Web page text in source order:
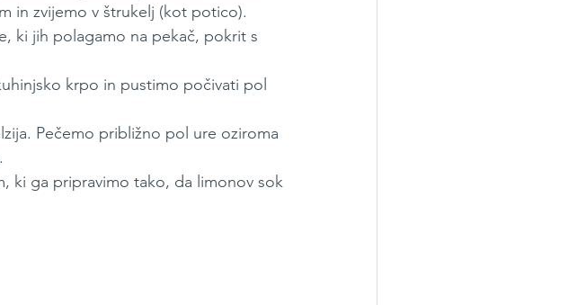
in zvijemo v štrukelj (kot potico).
ki jih polagamo na pekač, pokrit s
krpo in pustimo počivati pol
Pečemo približno pol ure oziroma
ki ga pripravimo tako, da limonov sok